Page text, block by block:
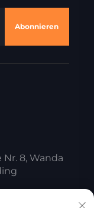
Abonnieren
8, Wanda